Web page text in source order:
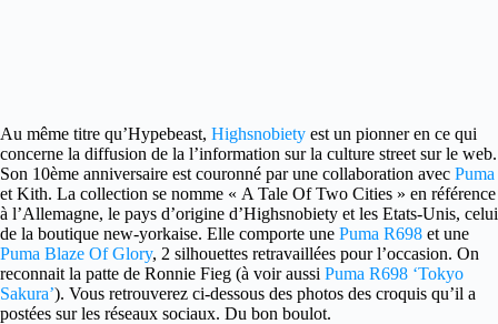
Au même titre qu’Hypebeast, Highsnobiety est un pionner en ce qui
concerne la diffusion de la l’information surla culture street sur le web.
Son 10ème anniversaire est couronné par une collaboration avec Puma
et Kith. La collection se nomme « A Tale Of Two Cities » en référence
à l’Allemagne, le pays d’origine d’Highsnobiety et les Etats-Unis, celui
de la boutique new-yorkaise. Elle comporte une Puma R698 et une
Puma Blaze Of Glory, 2 silhouettes retravaillées pour l’occasion. On
reconnait la patte de Ronnie Fieg (à voir aussi Puma R698 ‘Tokyo
Sakura’). Vous retrouverez ci-dessous des photos des croquis qu’il a
postées sur les réseaux sociaux. Du bon boulot.